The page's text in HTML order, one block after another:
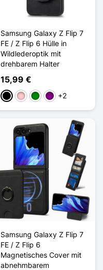
Samsung Galaxy Z Flip 7
FE / Z Flip 6 Hülle in
Wildlederoptik mit
drehbarem Halter
15,99 €
Schwarz
PinkGrünViolett
+2
Samsung Galaxy Z Flip 7
FE / Z Flip 6
Magnetisches Cover mit
abnehmbarem